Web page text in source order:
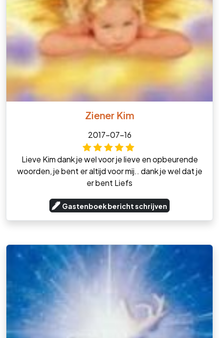
Ziener Kim
2017-07-16
Lieve Kim dank je wel voor je lieve en opbeurende
woorden, je bent er altijd voor mij.. dank je wel dat je
er bent Liefs
Gastenboek bericht schrijven